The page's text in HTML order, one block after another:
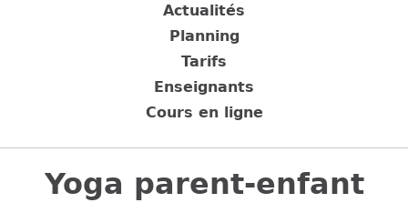
Back
Yoga parent-enfant
Actualités
Planning
Tarifs
Enseignants
Cours en ligne